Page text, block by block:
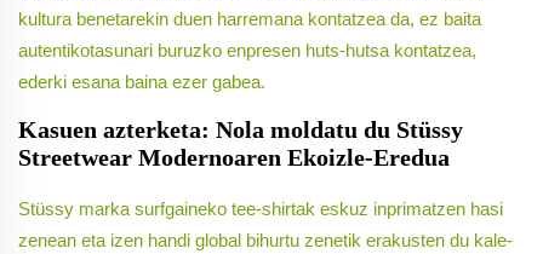
kultura benetarekin duen harremana kontatzea da, ez baita
autentikotasunari buruzko enpresen huts-hutsa kontatzea,
ederki esana baina ezer gabea.
Kasuen azterketa: Nola moldatu du Stüssy
Streetwear Modernoaren Ekoizle-Eredua
Stüssy marka surfgaineko tee-shirtak eskuz inprimatzen hasi
zenean eta izen handi global bihurtu zenetik erakusten du kale-